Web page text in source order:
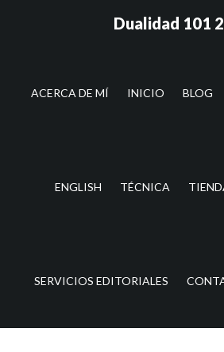
lateral
Dualidad 101
ACERCA DE MÍ INICIO BLOG
ENGLISH TÉCNICA
SERVICIOS EDITORIALES